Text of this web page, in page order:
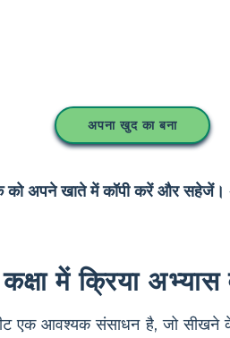
अपना खुद का बना
को अपने खाते में कॉपी करें और
कक्षा में क्रिया
एक आवश्यक संसाधन है, जो